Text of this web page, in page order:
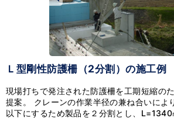
Ｌ型剛性防護柵（2分割）の施工例
現場打ちで発注された防護柵を工期短縮の
提案。 クレーンの作業半径の兼ね合いによ
以下にするため製品を２分割とし、L=1340